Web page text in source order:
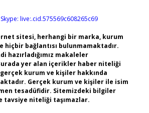
Skype: live:.cid.575569c608265c69
sitesi, herhangi bir marka, kurum
hiçbir bağlantısı bulunmamaktadır.
hazırladığımız makaleler
yer alan içerikler haber niteliği
kurum ve kişiler hakkında
Gerçek kurum ve kişiler ile isim
tesadüfidir. Sitemizdeki bilgiler
tavsiye niteliği taşımazlar.